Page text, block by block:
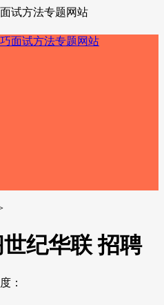
试方法专题网站
纪华联 招聘
：